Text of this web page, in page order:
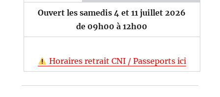
Ouvert les samedis 4 et 11 juillet 2026
de 09h00 à 12h00
Horaires retrait CNI / Passeports ici